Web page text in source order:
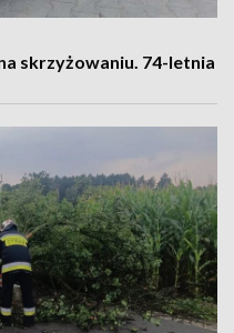
skrzyżowaniu. 74-letnia